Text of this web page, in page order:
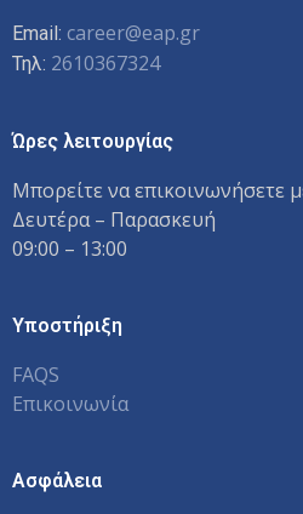
Email: career@eap.gr
Τηλ: 2610367324
Ώρες λειτουργίας
Μπορείτε να επικοινωνήσετε
Δευτέρα – Παρασκευή
09:00 – 13:00
Υποστήριξη
FAQS
Επικοινωνία
Ασφάλεια